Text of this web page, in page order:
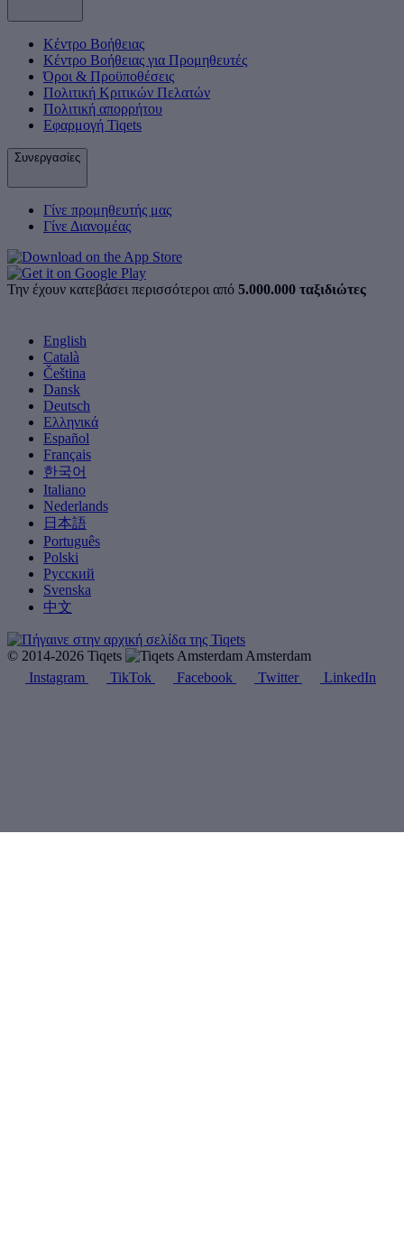
Κέντρο Βοήθειας
Κέντρο Βοήθειας για Προμηθευτές
Όροι & Προϋποθέσεις
Πολιτική Κριτικών Πελατών
Πολιτική απορρήτου
Εφαρμογή Tiqets
Συνεργασίες
Γίνε προμηθευτής μας
Γίνε Διανομέας
Την έχουν κατεβάσει περισσότεροι από 5.000.000 ταξιδιώτες
English
Català
Čeština
Dansk
Deutsch
Ελληνικά
Español
Français
한국어
Italiano
Nederlands
日本語
Português
Polski
Русский
Svenska
中文
© 2014-2026 Tiqets
Amsterdam
Instagram
TikTok Facebook Twitter LinkedIn